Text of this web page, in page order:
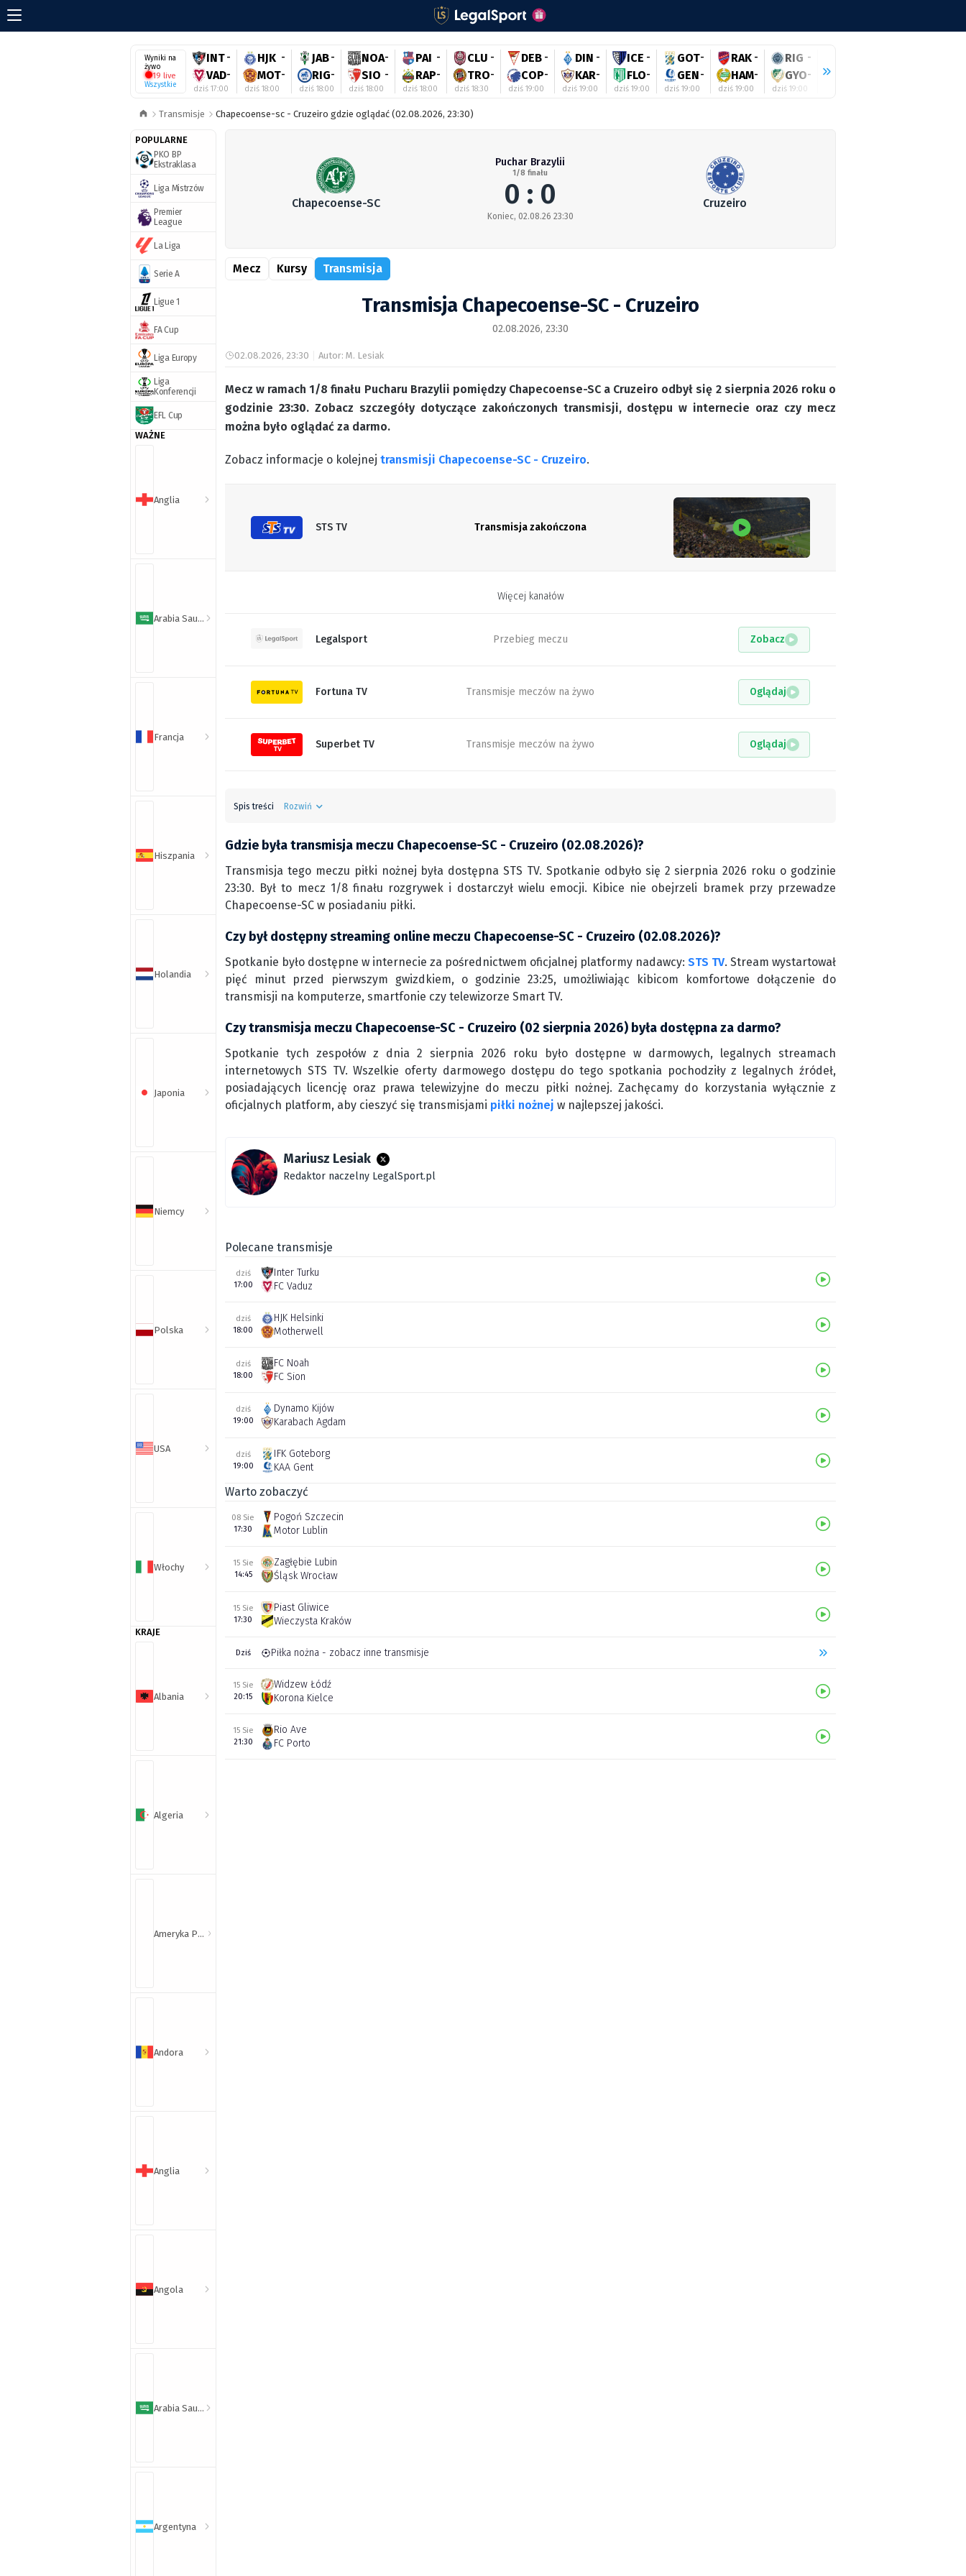
Wyniki na
żywo
19 live
Wszystkie
INT-
VAD-
dziś 17:00
HJK -
MOT-
dziś 18:00
JAB-
RIG-
dziś 18:00
NOA-
SIO -
dziś 18:00
PAI -
RAP-
dziś 18:00
CLU -
TRO-
dziś 18:30
DEB -
COP-
dziś 19:00
DIN -
KAR-
dziś 19:00
ICE -
FLO-
dziś 19:00
GOT-
GEN-
dziś 19:00
RAK -
HAM-
dziś 19:00
RIG -
GYO-
dziś 19:00
Transmisje Chapecoense-sc - Cruzeiro gdzie oglądać (02.08.2026, 23:30)
POPULARNE
PKO BP
Ekstraklasa
Liga Mistrzów
Premier
League
La Liga
Serie A
Ligue 1
FA Cup
Liga Europy
Liga
Konferencji
EFL Cup
WAŻNE
Anglia
Arabia Saudyjska
Francja
Hiszpania
Holandia
Japonia
Niemcy
Polska
USA
Włochy
KRAJE
Albania
Algeria
Ameryka Północna i Południowa
Andora
Anglia
Angola
Arabia Saudyjska
Argentyna
Chapecoense-SC
Puchar Brazylii
1/8 finału
0 : 0
Koniec, 02.08.26 23:30
Cruzeiro
Mecz Kursy Transmisja
Transmisja Chapecoense-SC - Cruzeiro
02.08.2026, 23:30
02.08.2026, 23:30 Autor: M. Lesiak
Mecz w ramach 1/8 finału Pucharu Brazylii pomiędzy Chapecoense-SC a Cruzeiro odbył się 2 sierpnia 2026 roku o
godzinie 23:30. Zobacz szczegóły dotyczące zakończonych transmisji, dostępu w internecie oraz czy mecz
można było oglądać za darmo.
Zobacz informacje o kolejnej transmisji Chapecoense-SC - Cruzeiro.
STS TV Transmisja zakończona
Więcej kanałów
Legalsport Przebieg meczu Zobacz
Fortuna TV Transmisje meczów na żywo Oglądaj
Superbet TV Transmisje meczów na żywo Oglądaj
Spis treści Rozwiń
Gdzie była transmisja meczu Chapecoense-SC - Cruzeiro (02.08.2026)?
Transmisja tego meczu piłki nożnej była dostępna STS TV. Spotkanie odbyło się 2 sierpnia 2026 roku o godzinie
23:30. Był to mecz 1/8 finału rozgrywek i dostarczył wielu emocji. Kibice nie obejrzeli bramek przy przewadze
Chapecoense-SC w posiadaniu piłki.
Czy był dostępny streaming online meczu Chapecoense-SC - Cruzeiro (02.08.2026)?
Spotkanie było dostępne w internecie za pośrednictwem oficjalnej platformy nadawcy: STS TV. Stream wystartował
pięć minut przed pierwszym gwizdkiem, o godzinie 23:25, umożliwiając kibicom komfortowe dołączenie do
transmisji na komputerze, smartfonie czy telewizorze Smart TV.
Czy transmisja meczu Chapecoense-SC - Cruzeiro (02 sierpnia 2026) była dostępna za darmo?
Spotkanie tych zespołów z dnia 2 sierpnia 2026 roku było dostępne w darmowych, legalnych streamach
internetowych STS TV. Wszelkie oferty darmowego dostępu do tego spotkania pochodziły z legalnych źródeł,
posiadających licencję oraz prawa telewizyjne do meczu piłki nożnej. Zachęcamy do korzystania wyłącznie z
oficjalnych platform, aby cieszyć się transmisjami piłki nożnej w najlepszej jakości.
Mariusz Lesiak
Redaktor naczelny LegalSport.pl
Polecane transmisje
dziś
17:00
Inter Turku
FC Vaduz
dziś
18:00
HJK Helsinki
Motherwell
dziś
18:00
FC Noah
FC Sion
dziś
19:00
Dynamo Kijów
Karabach Agdam
dziś
19:00
IFK Goteborg
KAA Gent
Warto zobaczyć
08 Sie
17:30
Pogoń Szczecin
Motor Lublin
15 Sie
14:45
Zagłębie Lubin
Śląsk Wrocław
15 Sie
17:30
Piast Gliwice
Wieczysta Kraków
Dziś Piłka nożna - zobacz inne transmisje
15 Sie
20:15
Widzew Łódź
Korona Kielce
15 Sie
21:30
Rio Ave
FC Porto